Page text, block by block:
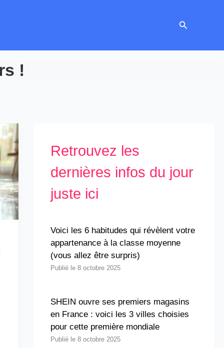
!
Retrouvez les
dernières infos du jour
juste ici
Voici les 6 habitudes qui révèlent votre
appartenance à la classe moyenne
(vous allez être surpris)
8 octobre 2025
SHEIN ouvre ses premiers magasins
en France : voici les 3 villes choisies
pour cette première mondiale
8 octobre 2025